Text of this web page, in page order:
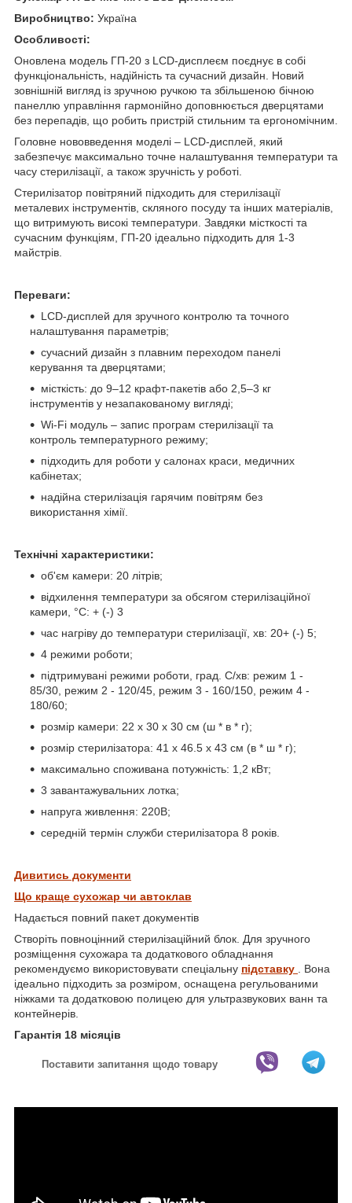
Виробництво: Україна
Особливості:
Оновлена модель ГП-20 з LCD-дисплеєм поєднує в собі
функціональність, надійність та сучасний дизайн. Новий
зовнішній вигляд із зручною ручкою та збільшеною бічною
панеллю управління гармонійно доповнюється дверцятами
без перепадів, що робить пристрій стильним та ергономічним.
Головне нововведення моделі – LCD-дисплей, який
забезпечує максимально точне налаштування температури та
часу стерилізації, а також зручність у роботі.
Стерилізатор повітряний підходить для стерилізації
металевих інструментів, скляного посуду та інших матеріалів,
що витримують високі температури. Завдяки місткості та
сучасним функціям, ГП-20 ідеально підходить для 1-3
майстрів.
Переваги:
LCD-дисплей для зручного контролю та точного
налаштування параметрів;
сучасний дизайн з плавним переходом панелі
керування та дверцятами;
місткість: до 9–12 крафт-пакетів або 2,5–3 кг
інструментів у незапакованому вигляді;
Wi-Fi модуль – запис програм стерилізації та
контроль температурного режиму;
підходить для роботи у салонах краси, медичних
кабінетах;
надійна стерилізація гарячим повітрям без
використання хімії.
Технічні характеристики:
об'єм камери: 20 літрів;
відхилення температури за обсягом стерилізаційної
камери, °С: + (-) 3
час нагріву до температури стерилізації, хв: 20+ (-) 5;
4 режими роботи;
підтримувані режими роботи, град. С/хв: режим 1 -
85/30, режим 2 - 120/45, режим 3 - 160/150, режим 4 -
180/60;
розмір камери: 22 х 30 х 30 см (ш * в * г);
розмір стерилізатора: 41 x 46.5 x 43 см (в * ш * г);
максимально споживана потужність: 1,2 кВт;
3 завантажувальних лотка;
напруга живлення: 220В;
середній термін служби стерилізатора 8 років.
Дивитись документи
Що краще сухожар чи автоклав
Надається повний пакет документів
Створіть повноцінний стерилізаційний блок. Для зручного
розміщення сухожара та додаткового обладнання
рекомендуємо використовувати спеціальну підставку
. Вона
ідеально підходить за розміром, оснащена регульованими
ніжками та додатковою полицею для ультразвукових ванн та
контейнерів.
Гарантія 18 місяців
Поставити запитання щодо товару